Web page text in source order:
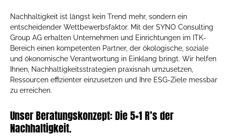
Nachhaltigkeit ist längst kein Trend mehr, sondern ein
entscheidender Wettbewerbsfaktor. Mit der SYNO Consulting
Group AG erhalten Unternehmen und Einrichtungen im ITK-
Bereich einen kompetenten Partner, der ökologische, soziale
und ökonomische Verantwortung in Einklang bringt. Wir helfen
Ihnen, Nachhaltigkeitsstrategien praxisnah umzusetzen,
Ressourcen effizienter einzusetzen und Ihre ESG-Ziele messbar
zu erreichen.
Unser Beratungskonzept: Die 5+1 R’s der
Nachhaltigkeit.